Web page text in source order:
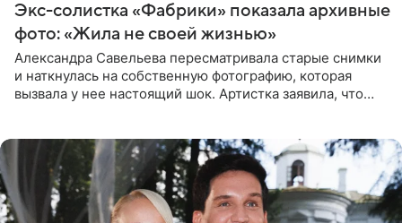
Экс-солистка «Фабрики» показала архивные
фото: «Жила не своей жизнью»
Александра Савельева пересматривала старые снимки
и наткнулась на собственную фотографию, которая
вызвала у нее настоящий шок. Артистка заявила, что